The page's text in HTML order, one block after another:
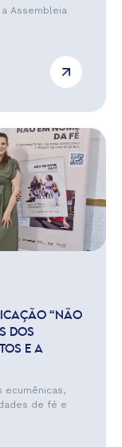
Assembleia
“NÃO
DOS
E A
ecumênicas,
de fé e